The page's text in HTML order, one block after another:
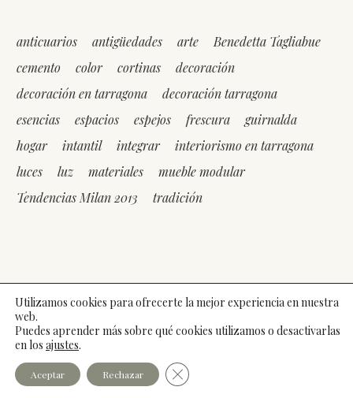
anticuarios antigüedades arte
Benedetta Tagliabue
cemento
color cortinas
decoración
decoración en tarragona
decoración tarragona
esencias
espacios espejos frescura
guirnalda
hogar
intantil integrar
interiorismo en tarragona
luces
luz materiales
mueble modular
Tendencias Milan 2013
tradición
©2026 Laura Guerrero |Legal|Cookies|Privacidad|
Utilizamos cookies para ofrecerte la mejor experiencia en nuestra
web.
Puedes aprender más sobre qué cookies utilizamos o desactivarlas
en los ajustes.
Aceptar Rechazar Cerrar el banner de cookies RGPD